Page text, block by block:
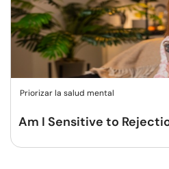
Priorizar la salud mental
Am I Sensitive to